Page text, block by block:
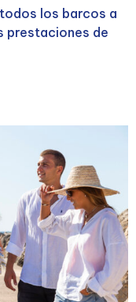
los barcos a
prestaciones de